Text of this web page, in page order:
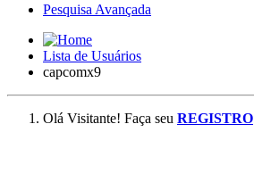
Pesquisa Avançada
Lista de Usuários
capcomx9
Olá Visitante! Faça seu REGISTRO